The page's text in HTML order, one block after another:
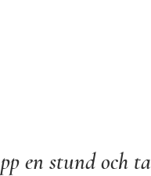
en stund och ta